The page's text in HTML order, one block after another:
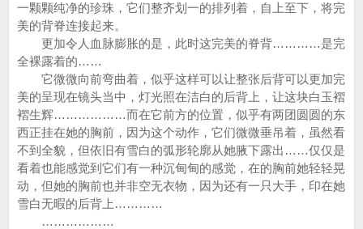
一颗颗纯净的珍珠，它们整齐划一的排列着，自上至下，将完
美的背脊连接起来。
更加令人血脉膨胀的是，此时这完美的脊背…………是完
全裸露着的……
它微微向前弯曲着，似乎这样可以让整张后背可以更加完
美的呈现在镜头当中，灯光照在洁白的后背上，让这块白玉褶
褶生辉………………而在它前方的位置，似乎有两团圆圆的东
西正挂在她的胸前，因为这个动作，它们微微垂吊着，虽然看
不到全貌，但依旧有雪白的弧形轮廓从她腋下露出……仅仅是
看着也能感觉到它们有一种沉甸甸的感觉，在的胸前她轻轻晃
动，但她的胸前也并非空无衣物，因为还有一只大手，印在她
雪白无暇的后背上…………
………………